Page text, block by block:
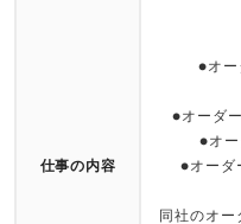
仕事の内容
●オー
●オーダ
●オ
●オーダ
同社のオー